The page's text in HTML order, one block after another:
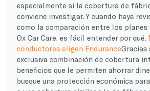
especialmente si la cobertura de
conviene investigar. Y cuando haya
como la comparación entre los planes
Ox Car Care, es fácil entender por qué.
conductores eligen EnduranceGracias
exclusiva combinación de cobertura
beneficios que le permiten ahorrar
busque una protección económica